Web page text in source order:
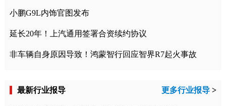
小鹏G9L内饰官图发布
延长20年！上汽通用签署合资续约协议
非车辆自身原因导致！鸿蒙智行回应智界R7起火事故
最新行业报导 更多行业报导 >